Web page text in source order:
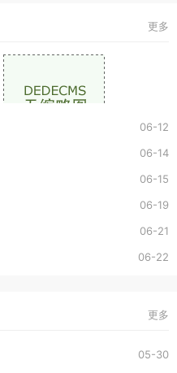
更多
06-12
06-14
06-15
06-19
06-21
06-22
更多
05-30